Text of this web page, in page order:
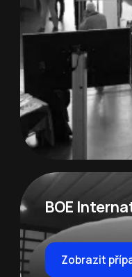
BOE
Zobrazit